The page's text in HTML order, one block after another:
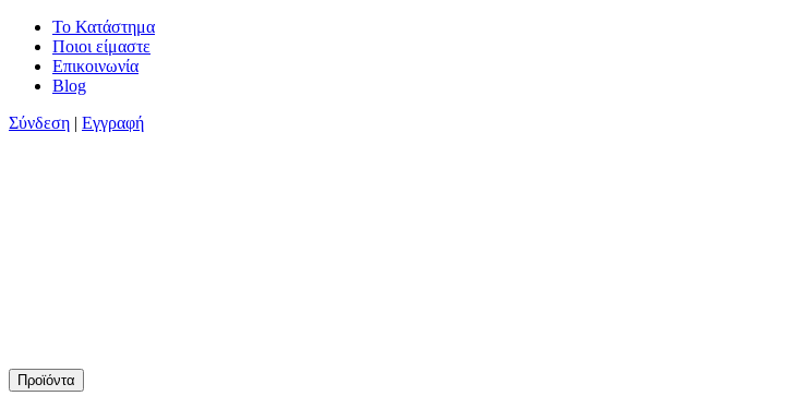
Skip
content
Το Κατάστημα
Ποιοι είμαστε
Επικοινωνία
Blog
Σύνδεση | Εγγραφή
Timamopoulos.gr
45 χρόνια πρώτοι στο ποδήλατο
Προϊόντα